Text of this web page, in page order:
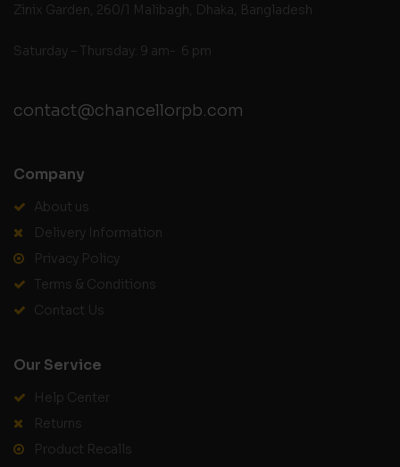
Zinix Garden, 260/1 Malibagh, Dhaka, Bangladesh
Saturday – Thursday: 9 am- 6 pm
contact@chancellorpb.com
Company
About us
Delivery Information
Privacy Policy
Terms & Conditions
Contact Us
Our Service
Help Center
Returns
Product Recalls